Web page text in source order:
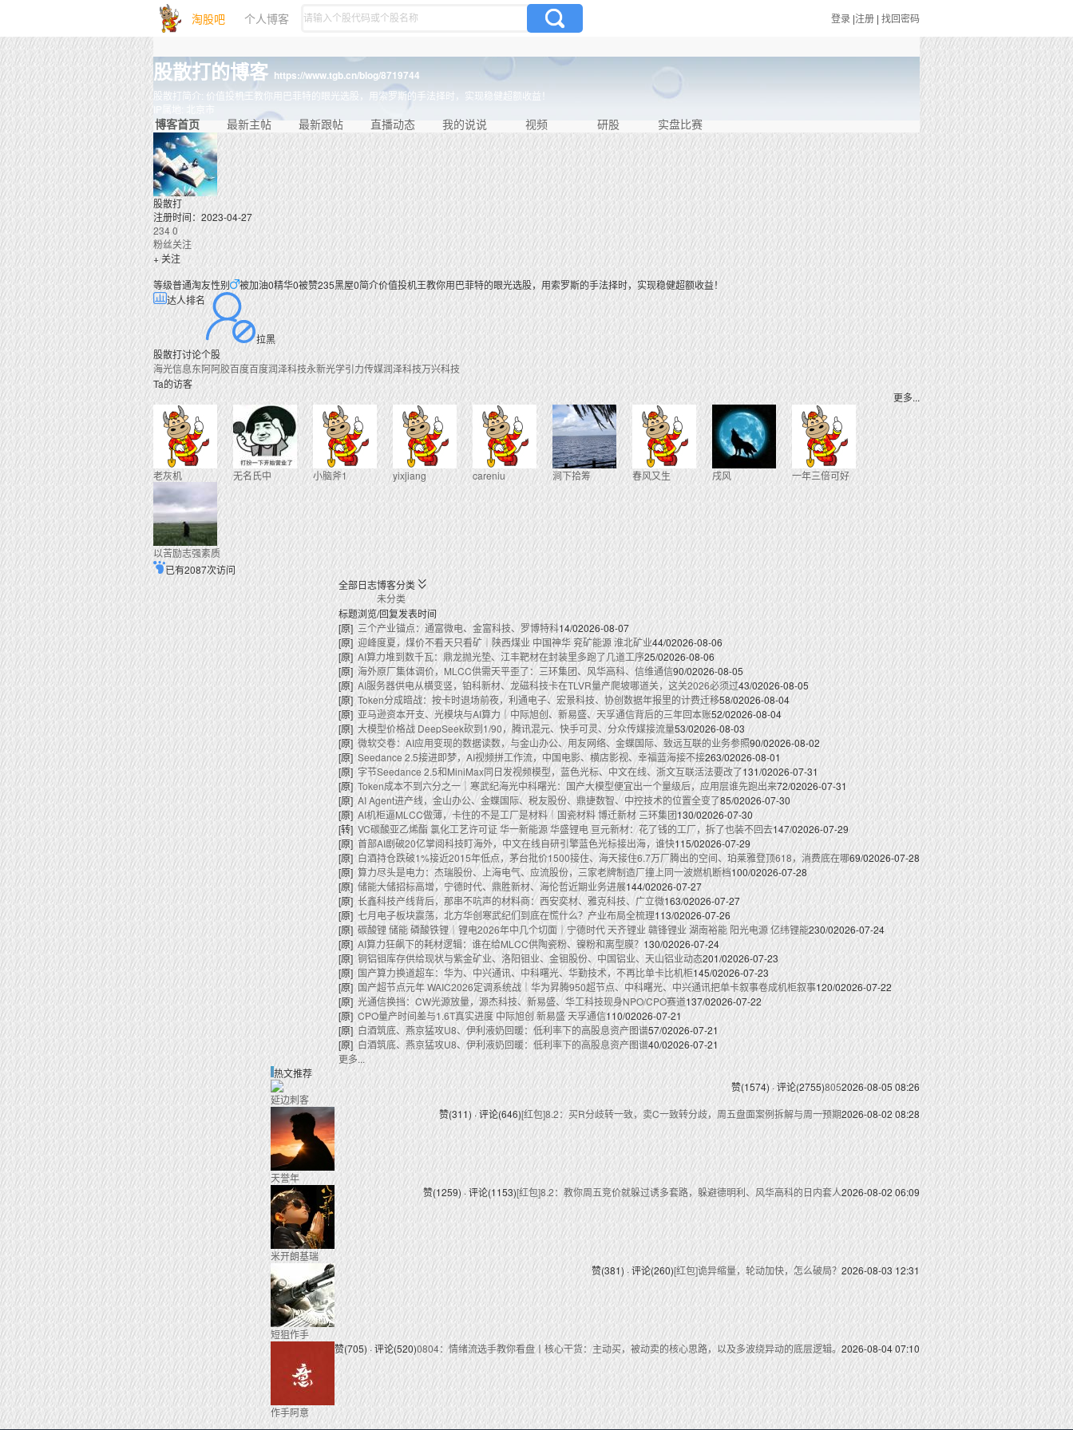
淘股吧 个人博客 登录 |注册 | 找回密码
股散打的博客 https://www.tgb.cn/blog/8719744
股散打简介: 价值投机王教你用巴菲特的眼光选股，用索罗斯的手法择时，实现稳健超额收益！
博客首页 最新主帖 最新跟帖 直播动态 我的说说 视频 研股 实盘比赛
股散打
注册时间：2023-04-27
234
粉丝
0
关注
+ 关注
等级普通淘友性别 被加油0精华0被赞235黑屋0简介价值投机王教你用巴菲特的眼光选股，用索罗斯的手法择时，实现稳健超额收益！
达人排名
拉黑
股散打讨论个股
海光信息东阿阿胶百度百度润泽科技永新光学引力传媒润泽科技万兴科技
Ta的访客
更多...
老灰机 无名氏中 小脑斧1 yixjiang careniu 涧下拾筹 春风又生 戌风 一年三倍可好
以苦励志强素质
已有2087次访问
全部日志博客分类
未分类
标题浏览/回复发表时间
[原] 三个产业锚点：通富微电、金富科技、罗博特科14/02026-08-07
[原] 迎峰度夏，煤价不看天只看矿｜陕西煤业 中国神华 兖矿能源 淮北矿业44/02026-08-06
[原] AI算力堆到数千瓦：鼎龙抛光垫、江丰靶材在封装里多跑了几道工序25/02026-08-06
[原] 海外原厂集体调价，MLCC供需天平歪了：三环集团、风华高科、信维通信90/02026-08-05
[原] AI服务器供电从横变竖，铂科新材、龙磁科技卡在TLVR量产爬坡哪道关，这关2026必须过43/02026-08-05
[原] Token分成暗战：按卡时退场前夜，利通电子、宏景科技、协创数据年报里的计费迁移58/02026-08-04
[原] 亚马逊资本开支、光模块与AI算力｜中际旭创、新易盛、天孚通信背后的三年回本账52/02026-08-04
[原] 大模型价格战 DeepSeek砍到1/90，腾讯混元、快手可灵、分众传媒接流量53/02026-08-03
[原] 微软交卷：AI应用变现的数据读数，与金山办公、用友网络、金蝶国际、致远互联的业务参照90/02026-08-02
[原] Seedance 2.5接进即梦，AI视频拼工作流，中国电影、横店影视、幸福蓝海接不接263/02026-08-01
[原] 字节Seedance 2.5和MiniMax同日发视频模型，蓝色光标、中文在线、浙文互联活法要改了131/02026-07-31
[原] Token成本不到六分之一｜寒武纪海光中科曙光：国产大模型便宜出一个量级后，应用层谁先跑出来72/02026-07-31
[原] AI Agent进产线，金山办公、金蝶国际、税友股份、鼎捷数智、中控技术的位置全变了85/02026-07-30
[原] AI机柜逼MLCC做薄，卡住的不是工厂是材料｜国瓷材料 博迁新材 三环集团130/02026-07-30
[转] VC碳酸亚乙烯酯 氯化工艺许可证 华一新能源 华盛锂电 亘元新材：花了钱的工厂，拆了也装不回去147/02026-07-29
[原] 首部AI剧破20亿掌阅科技盯海外，中文在线自研引擎蓝色光标接出海，谁快115/02026-07-29
[原] 白酒持仓跌破1%接近2015年低点，茅台批价1500接住、海天接住6.7万厂腾出的空间、珀莱雅登顶618，消费底在哪69/02026-07-28
[原] 算力尽头是电力：杰瑞股份、上海电气、应流股份，三家老牌制造厂撞上同一波燃机断档100/02026-07-28
[原] 储能大储招标高增，宁德时代、鼎胜新材、海伦哲近期业务进展144/02026-07-27
[原] 长鑫科技产线背后，那串不吭声的材料商：西安奕材、雅克科技、广立微163/02026-07-27
[原] 七月电子板块震荡，北方华创寒武纪们到底在慌什么？产业布局全梳理113/02026-07-26
[原] 碳酸锂 储能 磷酸铁锂｜锂电2026年中几个切面｜宁德时代 天齐锂业 赣锋锂业 湖南裕能 阳光电源 亿纬锂能230/02026-07-24
[原] AI算力狂飙下的耗材逻辑：谁在给MLCC供陶瓷粉、镍粉和离型膜？ 130/02026-07-24
[原] 铜铝钼库存供给现状与紫金矿业、洛阳钼业、金钼股份、中国铝业、天山铝业动态201/02026-07-23
[原] 国产算力换道超车：华为、中兴通讯、中科曙光、华勤技术，不再比单卡比机柜145/02026-07-23
[原] 国产超节点元年 WAIC2026定调系统战｜华为昇腾950超节点、中科曙光、中兴通讯把单卡叙事卷成机柜叙事120/02026-07-22
[原] 光通信换挡：CW光源放量，源杰科技、新易盛、华工科技现身NPO/CPO赛道137/02026-07-22
[原] CPO量产时间差与1.6T真实进度 中际旭创 新易盛 天孚通信110/02026-07-21
[原] 白酒筑底、燕京猛攻U8、伊利液奶回暖：低利率下的高股息资产图谱57/02026-07-21
[原] 白酒筑底、燕京猛攻U8、伊利液奶回暖：低利率下的高股息资产图谱40/02026-07-21
更多...
热文推荐
延边刺客
805
赞(1574) · 评论(2755) 2026-08-05 08:26
天誉年
[红包]8.2：买R分歧转一致，卖C一致转分歧，周五盘面案例拆解与周一预期
赞(311) · 评论(646) 2026-08-02 08:28
米开朗基瑞
[红包]8.2：教你周五竞价就躲过诱多套路，躲避德明利、风华高科的日内套人
赞(1259) · 评论(1153) 2026-08-02 06:09
短狙作手
[红包]诡异缩量，轮动加快，怎么破局？
赞(381) · 评论(260) 2026-08-03 12:31
作手阿意
0804：情绪流选手教你看盘丨核心干货：主动买，被动卖的核心思路，以及多波绕异动的底层逻辑。
赞(705) · 评论(520) 2026-08-04 07:10